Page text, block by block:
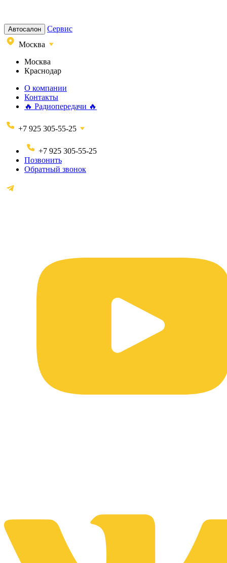
Автосалон
Сервис
Москва
Москва
Краснодар
О компании
Контакты
🔥 Радиопередачи 🔥
+7 925 305-55-25
+7 925 305-55-25
Позвонить
Обратный звонок